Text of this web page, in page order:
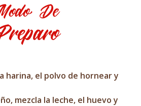
De
harina, el polvo de hornear y
mezcla la leche, el huevo y